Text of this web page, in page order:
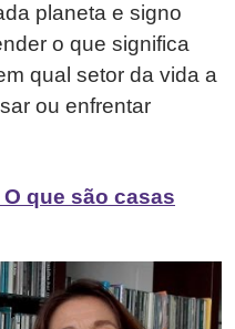
planeta e signo
o que significa
qual setor da vida a
ou enfrentar
O que são casas